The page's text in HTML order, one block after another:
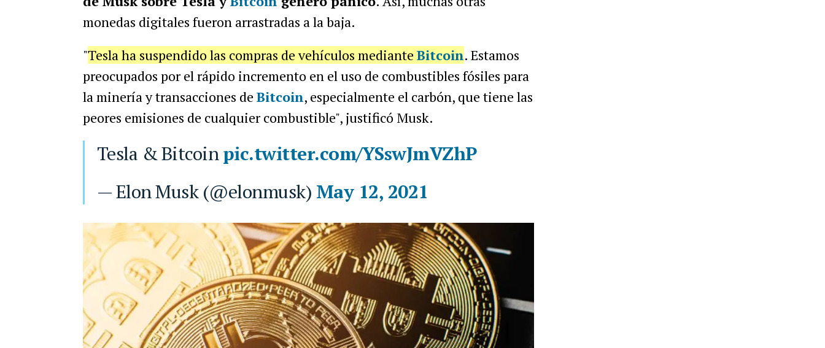
monedas digitales fueron arrastradas a la baja.
"Tesla ha suspendido las compras de vehículos mediante Bitcoin. Estamos
preocupados por el rápido incremento en el uso de combustibles fósiles para
la minería y transacciones de Bitcoin, especialmente el carbón, que tiene las
peores emisiones de cualquier combustible", justificó Musk.
Tesla & Bitcoinpic.twitter.com/YSswJmVZhP
— Elon Musk (@elonmusk) May 12, 2021